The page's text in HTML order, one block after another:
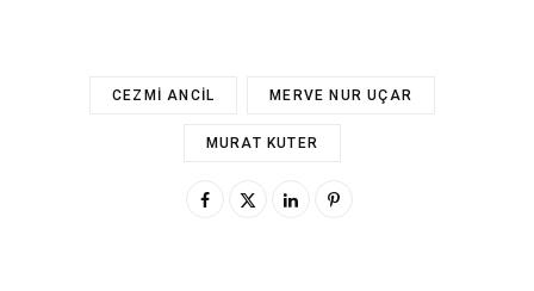
CEZMI ANCIL MERVE NUR UÇAR
MURAT KUTER